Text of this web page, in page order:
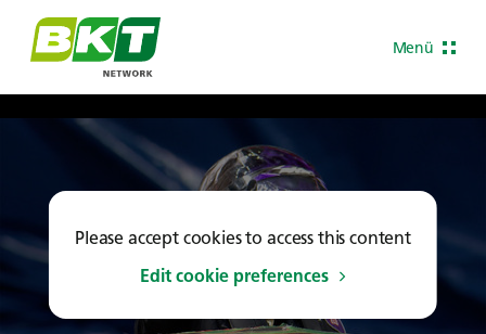
Menü
Please accept cookies to access this content
Edit cookie preferences